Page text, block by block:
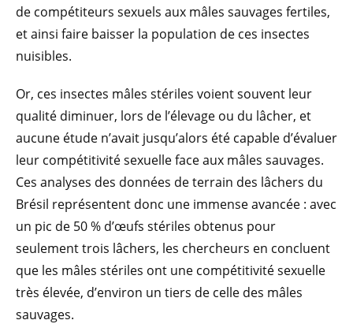
de compétiteurs sexuels aux mâles sauvages fertiles,
et ainsi faire baisser la population de ces insectes
nuisibles.
Or, ces insectes mâles stériles voient souvent leur
qualité diminuer, lors de l’élevage ou du lâcher, et
aucune étude n’avait jusqu’alors été capable d’évaluer
leur compétitivité sexuelle face aux mâles sauvages.
Ces analyses des données de terrain des lâchers du
Brésil représentent donc une immense avancée : avec
un pic de 50 % d’œufs stériles obtenus pour
seulement trois lâchers, les chercheurs en concluent
que les mâles stériles ont une compétitivité sexuelle
très élevée, d’environ un tiers de celle des mâles
sauvages.